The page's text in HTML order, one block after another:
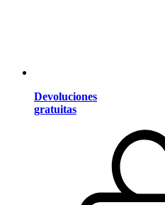
Devoluciones
gratuitas